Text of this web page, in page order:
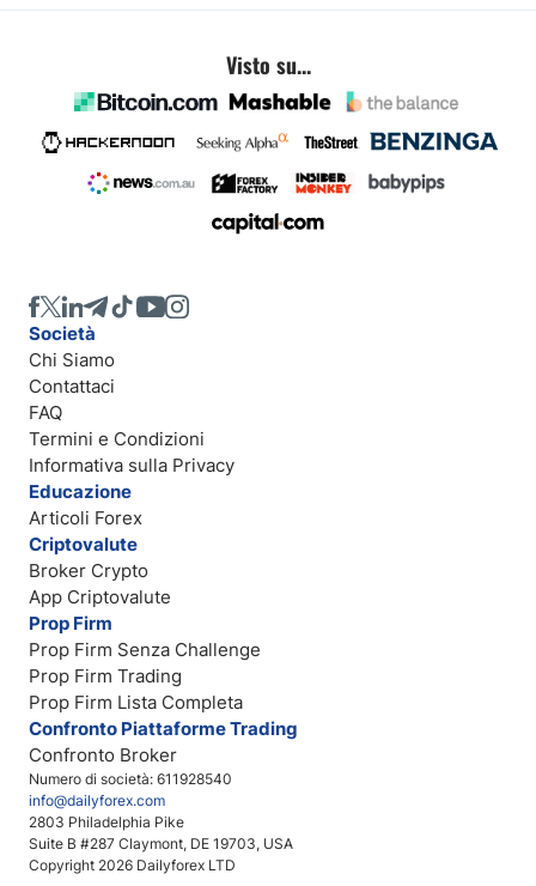
Visto su...
Numero di società: 611928540
info@dailyforex.com
2803 Philadelphia Pike
Suite B #287 Claymont, DE 19703, USA
Copyright 2026 Dailyforex LTD
Società
Chi Siamo
Contattaci
FAQ
Termini e Condizioni
Informativa sulla Privacy
Educazione
Articoli Forex
Criptovalute
Broker Crypto
App Criptovalute
Prop Firm
Prop Firm Senza Challenge
Prop Firm Trading
Prop Firm Lista Completa
Confronto Piattaforme Trading
Confronto Broker